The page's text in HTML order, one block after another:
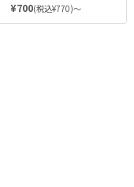
¥700(税込¥770)～